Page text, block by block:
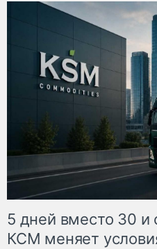
5 дней вместо 30 и
КСМ меняет